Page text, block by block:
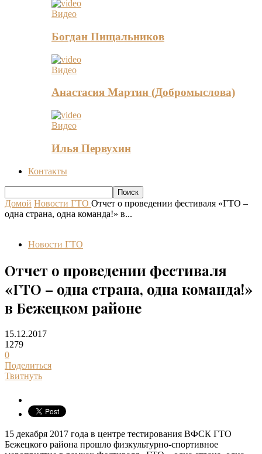
Видео
Богдан Пищальников
Видео
Анастасия Мартин (Добромыслова)
Видео
Илья Первухин
Контакты
Домой Новости ГТО Отчет о проведении фестиваля «ГТО –
одна страна, одна команда!» в...
Новости ГТО
Отчет о проведении фестиваля
«ГТО – одна страна, одна команда!»
в Бежецком районе
15.12.2017
1279
0
Поделиться
Твитнуть
15 декабря 2017 года в центре тестирования ВФСК ГТО
Бежецкого района прошло физкультурно-спортивное